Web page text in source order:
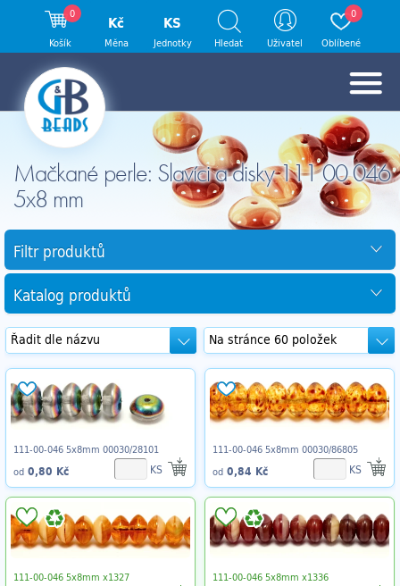
Mačkané perle: Slavíci a disky 111 00 046
5x8 mm
Filtr produktů
Katalog produktů
111-00-046 5x8mm 00030/28101
od 0,80 Kč KS
111-00-046 5x8mm 00030/86805
od 0,84 Kč KS
111-00-046 5x8mm x1327
111-00-046 5x8mm x1336
0
Košík
Kč
Měna
KS
Jednotky Hledat Uživatel
0
Oblíbené